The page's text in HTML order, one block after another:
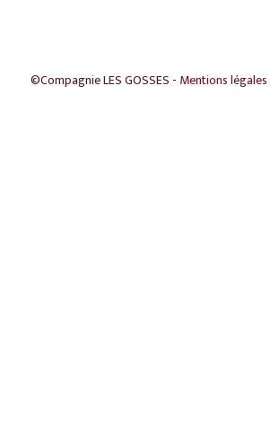
©Compagnie LES GOSSES - Mentions légales